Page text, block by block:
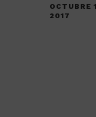
OCTUBRE
2017